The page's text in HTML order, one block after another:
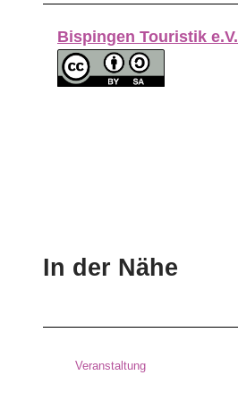
Bispingen Touristik e.V.
In der Nähe
Veranstaltung